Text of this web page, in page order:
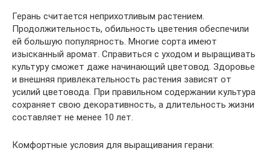
Герань считается неприхотливым растением.
Продолжительность, обильность цветения обеспечили
ей большую популярность. Многие сорта имеют
изысканный аромат. Справиться с уходом и выращивать
культуру сможет даже начинающий цветовод. Здоровье
и внешняя привлекательность растения зависят от
усилий цветовода. При правильном содержании культура
сохраняет свою декоративность, а длительность жизни
составляет не менее 10 лет.
Комфортные условия для выращивания герани: